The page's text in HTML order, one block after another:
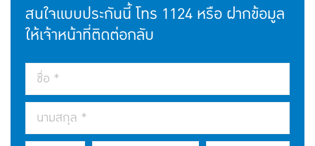
สนใจแบบประกันนี้ โทร 1124หรือ ฝากข้อมูล
ให้เจ้าหน้าที่ติดต่อกลับ